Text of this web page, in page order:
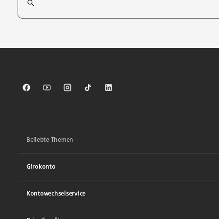
Sparkasse auf Facebook
Sparkasse auf Youtube
Sparkasse auf Instagram
Sparkasse auf TikTok
Sparkasse auf LinkedIn
Beliebte Themen
Girokonto
Kontowechselservice